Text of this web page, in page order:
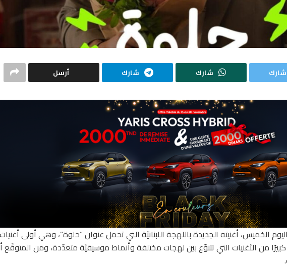
شارك شارك شارك أرسل
الخميس، أغنيته الجديدة باللهجة اللبنانيّة التي تحمل عنوان “حلوة”، وهي أولى
من الأغنيات التي تتنوّع بين لهجات مختلفة وأنماط موسيقيّة متعدّدة، ومن المتوقّع